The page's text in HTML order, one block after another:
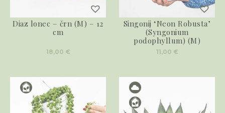
Diaz lonec – črn (M) – 12
cm
18,00 €
Singonij ‘Neon Robusta’
(Syngonium
podophyllum) (M)
11,00 €